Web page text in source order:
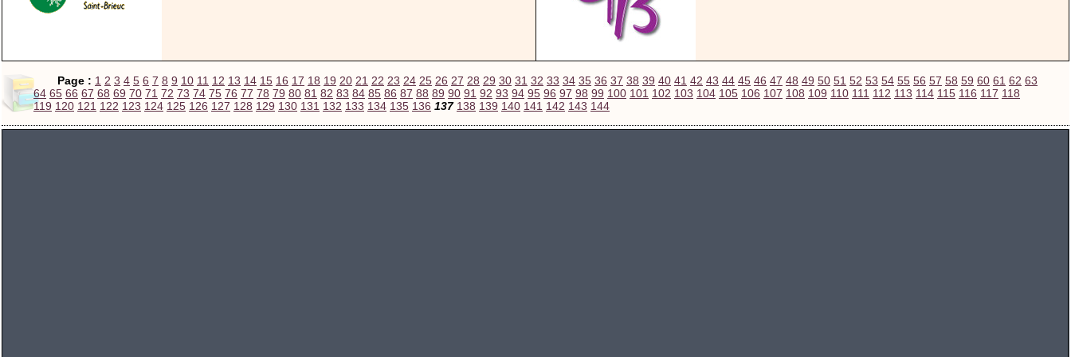
Page : 1 2 3 4 5 6 7 8 9 10 11 12 13 14 15 16 17 18 19 20 21 22 23 24 25 26 27 28 29 30 31 32 33 34 35 36 37 38 39 40 41 42 43 44 45 46 47 48 49 50 51 52 53 54 55 56 57 58 59 60 61 62 63
64 65 66 67 68 69 70 71 72 73 74 75 76 77 78 79 80 81 82 83 84 85 86 87 88 89 90 91 92 93 94 95 96 97 98 99 100 101 102 103 104 105 106 107 108 109 110 111 112 113 114 115 116 117 118
119 120 121 122 123 124 125 126 127 128 129 130 131 132 133 134 135 136 137 138 139 140 141 142 143 144